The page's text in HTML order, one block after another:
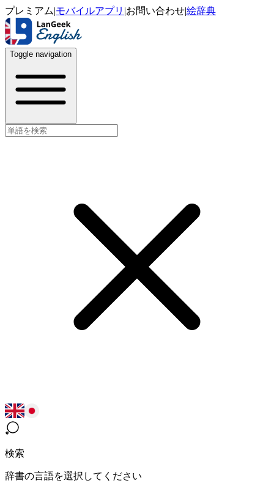
プレミアム|モバイルアプリ |お問い合わせ|絵辞典
Toggle navigation
検索
辞書の言語を選択してください